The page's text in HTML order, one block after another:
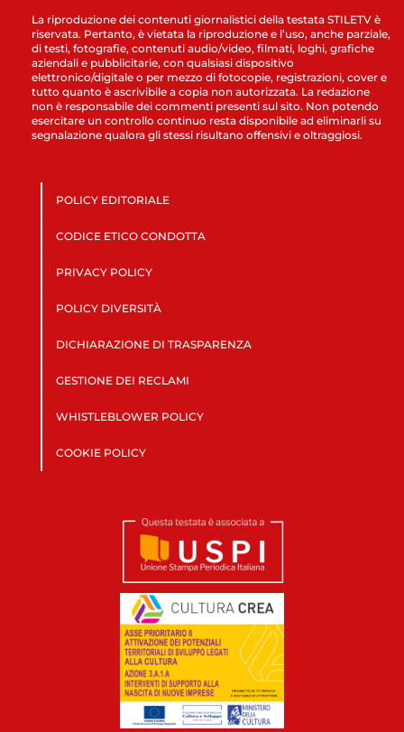
La riproduzione dei contenuti giornalistici della testata STILETV è
riservata. Pertanto, è vietata la riproduzione e l’uso, anche parziale,
di testi, fotografie, contenuti audio/video, filmati, loghi, grafiche
aziendali e pubblicitarie, con qualsiasi dispositivo
elettronico/digitale o per mezzo di fotocopie, registrazioni, cover e
tutto quanto è ascrivibile a copia non autorizzata. La redazione
non è responsabile dei commenti presenti sul sito. Non potendo
esercitare un controllo continuo resta disponibile ad eliminarli su
segnalazione qualora gli stessi risultano offensivi e oltraggiosi.
POLICY EDITORIALE
CODICE ETICO CONDOTTA
PRIVACY POLICY
POLICY DIVERSITÀ
DICHIARAZIONE DI TRASPARENZA
GESTIONE DEI RECLAMI
WHISTLEBLOWER POLICY
COOKIE POLICY